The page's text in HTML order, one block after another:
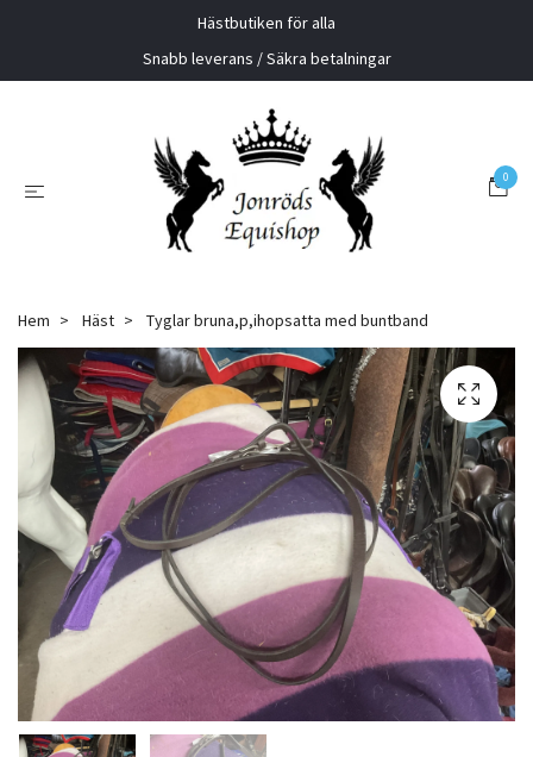
Hästbutiken för alla
Snabb leverans / Säkra betalningar
0
Hem Häst Tyglar bruna,p,ihopsatta med buntband